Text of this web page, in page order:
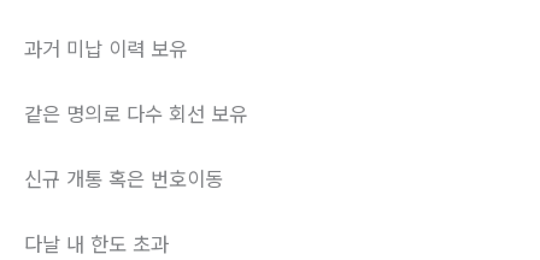
과거 미납 이력 보유
같은 명의로 다수 회선 보유
신규 개통 혹은 번호이동
다날 내 한도 초과